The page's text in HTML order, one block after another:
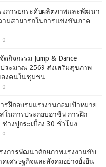
งการยกระดับผลิตภาพและพัฒนา
ามสามารถในการแข่งขันภาค
0
ดกิจกรรม Jump & Dance
ประมาณ 2569 ส่งเสริมสุขภาพ
องคนในชุมชน
0
รฝึกอบรมแรงงานกลุ่มเป้าหมาย
ในการประกอบอาชีพ การฝึก
างปูกระเบื้อง 30 ชั่วโมง
0
งการพัฒนาศักยภาพแรงงานขับ
คเศรษฐกิจและสังคมอย่างยั่งยืน